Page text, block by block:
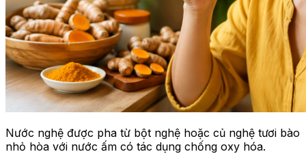
Nước nghệ được pha từ bột nghệ hoặc củ nghệ tươi bào
nhỏ hòa với nước ấm có tác dụng chống oxy hóa.